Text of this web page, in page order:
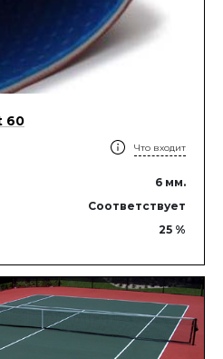
60
Что входит
6 мм.
Соответствует
25 %